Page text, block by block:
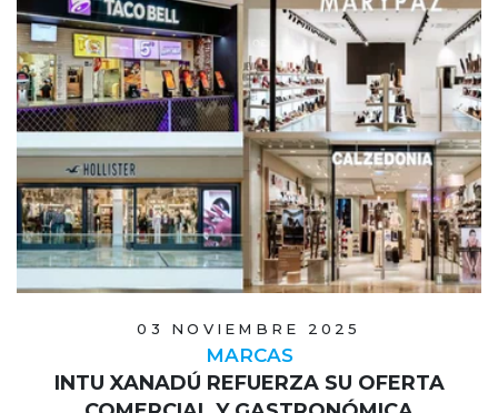
03 NOVIEMBRE 2025
MARCAS
INTU XANADÚ REFUERZA SU OFERTA